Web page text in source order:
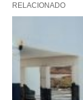
RELACIONADO